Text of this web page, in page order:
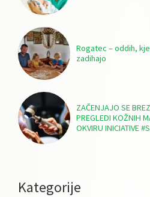
Rogatec – oddih,
zadihajo
ZAČENJAJO SE
PREGLEDI KOŽNIH
OKVIRU INICIATIVE
Kategorije